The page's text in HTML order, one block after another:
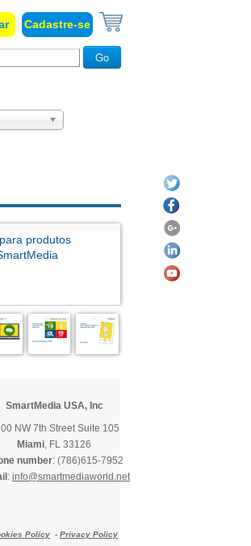
Cadastre-se
Go
produtos
SmartMedia USA, Inc
NW 7th Street Suite 105
Miami , FL 33126
number: (786)615-7952
:info@smartmediaworld.net
Policy -Privacy Policy